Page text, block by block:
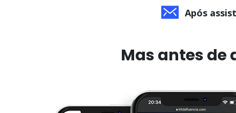
Após
Mas antes de